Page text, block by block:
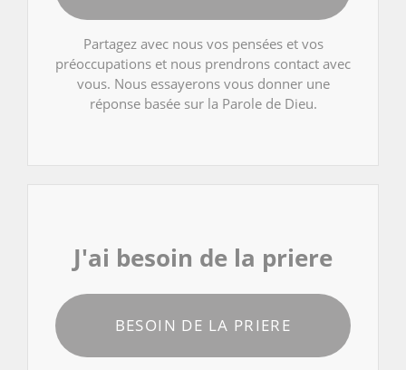
Partagez avec nous vos pensées et vos
préoccupations et nous prendrons contact avec
vous. Nous essayerons vous donner une
réponse basée sur la Parole de Dieu.
J'ai besoin de la priere
BESOIN DE LA PRIERE